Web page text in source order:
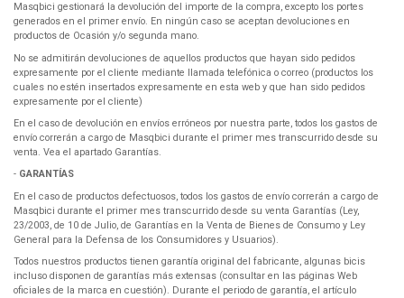
Masqbici gestionará la devolución del importe de la compra, excepto los portes
generados en el primer envío. En ningún caso se aceptan devoluciones en
productos de Ocasión y/o segunda mano.
No se admitirán devoluciones de aquellos productos que hayan sido pedidos
expresamente por el cliente mediante llamada telefónica o correo (productos los
cuales no estén insertados expresamente en esta web y que han sido pedidos
expresamente por el cliente)
En el caso de devolución en envíos erróneos por nuestra parte, todos los gastos de
envío correrán a cargo de Masqbici durante el primer mes transcurrido desde su
venta. Vea el apartado Garantías.
- GARANTÍAS
En el caso de productos defectuosos, todos los gastos de envío correrán a cargo de
Masqbici durante el primer mes transcurrido desde su venta Garantías (Ley,
23/2003, de 10 de Julio, de Garantías en la Venta de Bienes de Consumo y Ley
General para la Defensa de los Consumidores y Usuarios).
Todos nuestros productos tienen garantía original del fabricante, algunas bicis
incluso disponen de garantías más extensas (consultar en las páginas Web
oficiales de la marca en cuestión). Durante el periodo de garantía, el artículo